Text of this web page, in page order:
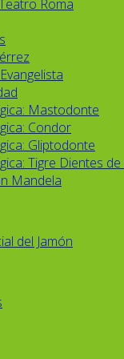
Roma
Mastodonte
Condor
Gliptodonte
Tigre Dientes de
Mandela
del Jamón